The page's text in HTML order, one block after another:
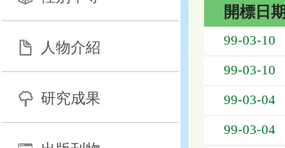
人物介紹
研究成果
購
表，
開標日期
99-03-10
99-03-10
99-03-04
99-03-04